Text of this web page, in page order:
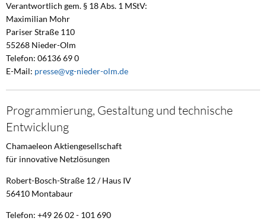
Verantwortlich gem. § 18 Abs. 1 MStV:
Maximilian Mohr
Pariser Straße 110
55268 Nieder-Olm
Telefon: 06136 69 0
E-Mail: presse@vg-nieder-olm.de
Programmierung, Gestaltung und technische
Entwicklung
Chamaeleon Aktiengesellschaft
für innovative Netzlösungen
Robert-Bosch-Straße 12 / Haus IV
56410 Montabaur
Telefon: +49 26 02 - 101 690